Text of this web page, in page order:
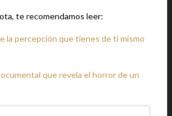
te recomendamos leer:
la percepción que tienes de ti mismo
que revela el horror de un